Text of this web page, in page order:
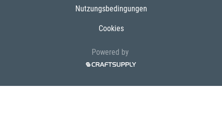
Nutzungsbedingungen
Cookies
Powered by